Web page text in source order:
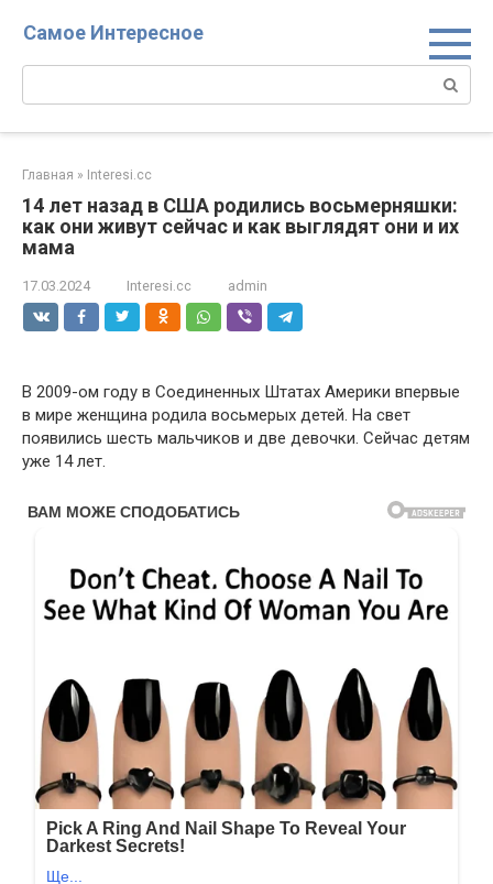
Самое Интересное
Поиск:
Главная » Interesi.cc
14 лет назад в США родились восьмерняшки:
как они живут сейчас и как выглядят они и их
мама
17.03.2024 Interesi.cc admin
В 2009-ом году в Соединенных Штатах Америки впервые
в мире женщина родила восьмерых детей. На свет
появились шесть мальчиков и две девочки. Сейчас детям
уже 14 лет.